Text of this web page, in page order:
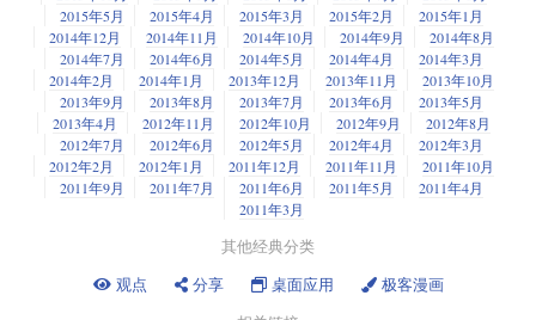
2015年5月
2015年4月 2015年3月 2015年2月
2015年1月
2014年12月
2014年11月 2014年10月 2014年9月
2014年8月
2014年7月
2014年6月 2014年5月 2014年4月
2014年3月
2014年2月
2014年1月 2013年12月 2013年11月
2013年10月
2013年9月
2013年8月 2013年7月 2013年6月
2013年5月
2013年4月
2012年11月 2012年10月 2012年9月
2012年8月
2012年7月
2012年6月 2012年5月 2012年4月
2012年3月
2012年2月
2012年1月 2011年12月 2011年11月
2011年10月
2011年9月
2011年7月 2011年6月 2011年5月
2011年4月
2011年3月
其他经典分类
观点
分享 桌面应用
极客漫画